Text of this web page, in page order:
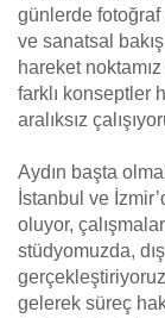
günlerde
ve sanatsal
hareket
farklı konseptler
aralıksız
Aydın başta
İstanbul ve
oluyor,
stüdyomuzda,
gelerek süreç